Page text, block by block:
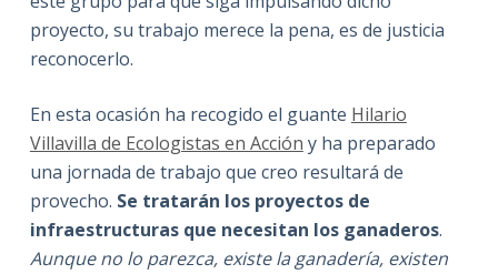
proyecto, su trabajo merece la pena, es de justicia
reconocerlo.
En esta ocasión ha recogido el guante Hilario
Villavilla de Ecologistas en Acción y ha preparado
una jornada de trabajo que creo resultará de
provecho. Se tratarán los proyectos de
infraestructuras que necesitan los ganaderos.
Aunque no lo parezca, existe la ganadería, existen